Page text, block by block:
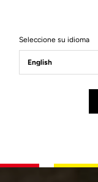
Seleccione su idioma